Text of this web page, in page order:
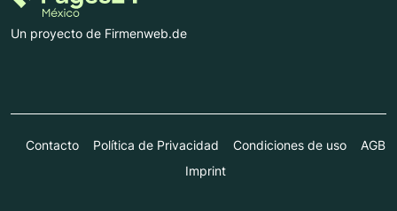
Un proyecto de Firmenweb.de
Contacto Política de Privacidad Condiciones de uso
AGB
Imprint